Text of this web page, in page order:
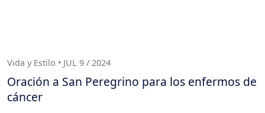
Vida y Estilo • JUL 9 / 2024
Oración a San Peregrino para los enfermos de
cáncer